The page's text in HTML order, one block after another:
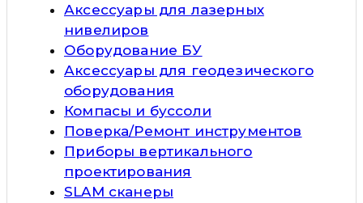
Аксессуары для лазерных
нивелиров
Оборудование БУ
Аксессуары для геодезического
оборудования
Компасы и буссоли
Поверка/Ремонт инструментов
Приборы вертикального
проектирования
SLAM сканеры